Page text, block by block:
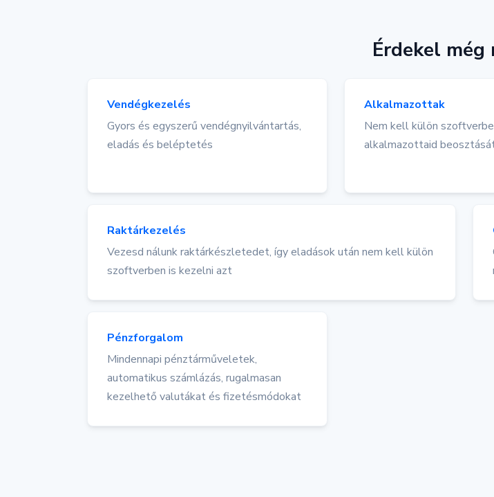
Érdekel még
Vendégkezelés
Gyors és egyszerű vendégnyilvántartás,
eladás és beléptetés
Alkalmazottak
Nem kell külön
alkalmazottaid
Raktárkezelés
Vezesd nálunk raktárkészletedet, így eladások után nem kell külön
szoftverben is kezelni azt
Pénzforgalom
Mindennapi pénztárműveletek,
automatikus számlázás, rugalmasan
kezelhető valutákat és fizetésmódokat